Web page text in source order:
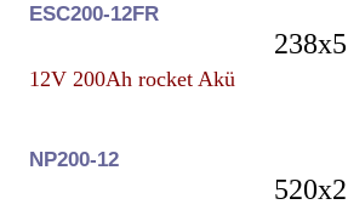
ESC200-12FR
12V 200Ah rocket Akü
NP200-12